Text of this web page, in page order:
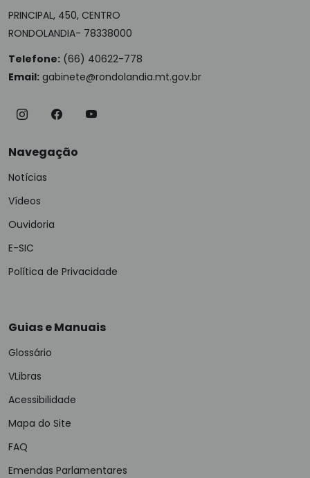
PRINCIPAL, 450, CENTRO
RONDOLANDIA- 78338000
Telefone: (66) 40622-778
Email: gabinete@rondolandia.mt.gov.br
Navegação
Notícias
Vídeos
Ouvidoria
E-SIC
Política de Privacidade
Guias e Manuais
Glossário
VLibras
Acessibilidade
Mapa do Site
FAQ
Emendas Parlamentares